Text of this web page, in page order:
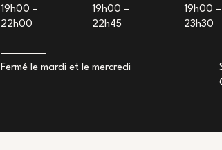
19h00 –
22h00
19h00 –
22h45
19h00 –
23h30
Fermé le mardi et le mercredi